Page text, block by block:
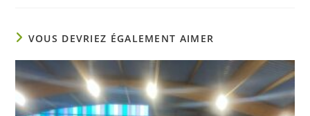
VOUS DEVRIEZ ÉGALEMENT AIMER